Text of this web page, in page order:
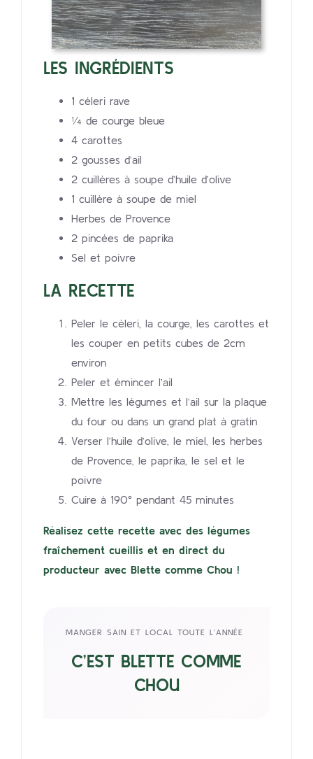
LES INGRÉDIENTS
1 céleri rave
¼ de courge bleue
4 carottes
2 gousses d’ail
2 cuillères à soupe d’huile d’olive
1 cuillère à soupe de miel
Herbes de Provence
2 pincées de paprika
Sel et poivre
LA RECETTE
Peler le cèleri, la courge, les carottes et
les couper en petits cubes de 2cm
environ
Peler et émincer l’ail
Mettre les légumes et l’ail sur la plaque
du four ou dans un grand plat à gratin
Verser l’huile d’olive, le miel, les herbes
de Provence, le paprika, le sel et le
poivre
Cuire à 190° pendant 45 minutes
Réalisez cette recette avec des légumes
fraîchement cueillis et en direct du
producteur avec Blette comme Chou !
MANGER SAIN ET LOCAL TOUTE L’ANNÉE
C’EST BLETTE COMME
CHOU